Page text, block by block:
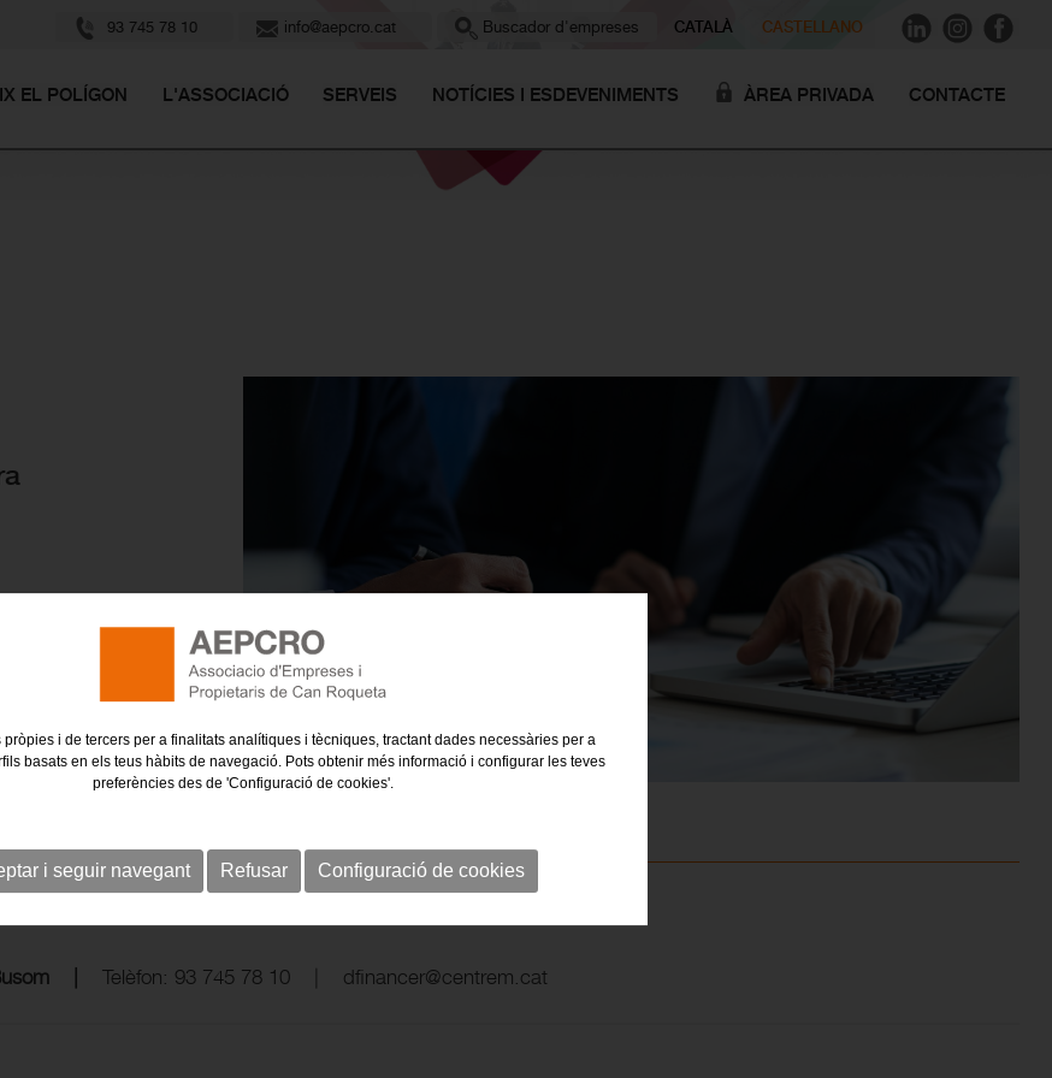
93 745 78 10 info@aepcro.cat Buscador d'empreses CATALÀ CASTELLANO
EL POLÍGON L'ASSOCIACIÓ SERVEIS NOTÍCIES I ESDEVENIMENTS ÀREA PRIVADA CONTACTE
| Telèfon: 93 745 78 10 | dfinancer@centrem.cat
pròpies i de tercers per a finalitats analítiques i tècniques, tractant dades necessàries per a
basats en els teus hàbits de navegació. Pots obtenir més informació i configurar les teves
preferències des de 'Configuració de cookies'.
i seguir navegant Refusar Configuració de cookies